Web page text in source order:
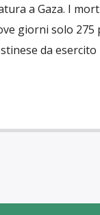
a Gaza. I
giorni solo
da